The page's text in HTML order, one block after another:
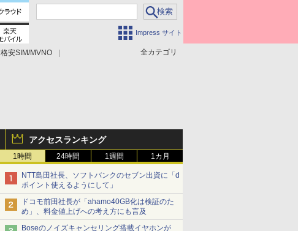
Impress サイト
全カテゴリ
格安SIM/MVNO
アクセスランキング
1時間 24時間 1週間 1カ月
NTT島田社長、ソフトバンクのセブン出資に「d
ポイント使えるようにして」
ドコモ前田社長が「ahamo40GB化は検証のた
め」、料金値上げへの考え方にも言及
Boseのノイズキャンセリング搭載イヤホンが